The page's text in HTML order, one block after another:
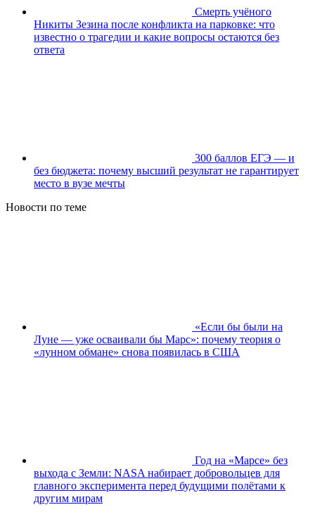
Смерть учёного
Никиты Зезина после конфликта на парковке: что
известно о трагедии и какие вопросы остаются без
ответа
300 баллов ЕГЭ — и
без бюджета: почему высший результат не гарантирует
место в вузе мечты
Новости по теме
«Если бы были на
Луне — уже осваивали бы Марс»: почему теория о
«лунном обмане» снова появилась в США
Год на «Марсе» без
выхода с Земли: NASA набирает добровольцев для
главного эксперимента перед будущими полётами к
другим мирам